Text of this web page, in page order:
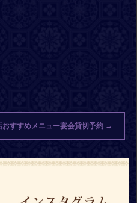
すすめメニュー宴会貸切予約 →